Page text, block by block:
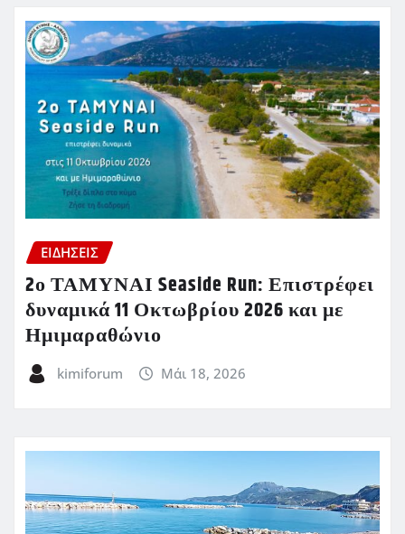
ΕΙΔΗΣΕΙΣ
2ο ΤΑΜΥΝΑΙ Seaside Run: Επιστρέφει
δυναμικά 11 Οκτωβρίου 2026 και με
Ημιμαραθώνιο
kimiforum Μάι 18, 2026